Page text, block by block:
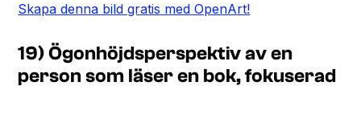
Skapa denna bild gratis med OpenArt!
19) Ögonhöjdsperspektiv av en
person som läser en bok, fokuserad